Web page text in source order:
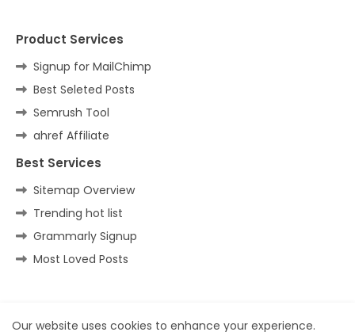
Product Services
Signup for MailChimp
Best Seleted Posts
Semrush Tool
ahref Affiliate
Best Services
Sitemap Overview
Trending hot list
Grammarly Signup
Most Loved Posts
Home Contact us Privacy Policy
Our website uses cookies to enhance your experience.